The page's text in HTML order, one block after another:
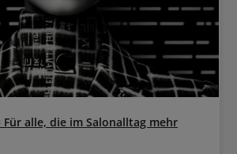
alle, die im Salonalltag mehr